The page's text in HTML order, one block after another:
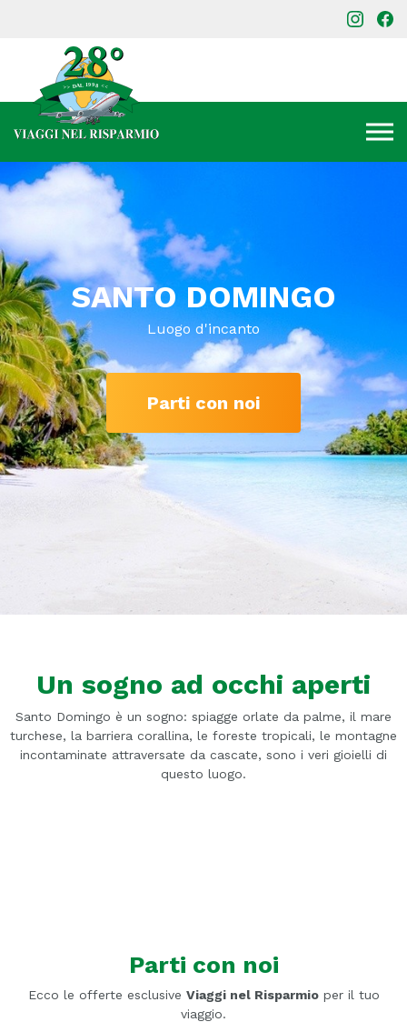
SANTO DOMINGO
Luogo d'incanto
Parti con noi
Un sogno ad occhi aperti
Santo Domingo è un sogno: spiagge orlate da palme, il mare
turchese, la barriera corallina, le foreste tropicali, le montagne
incontaminate attraversate da cascate, sono i veri gioielli di
questo luogo.
Parti con noi
Ecco le offerte esclusive Viaggi nel Risparmioper il tuo
viaggio.